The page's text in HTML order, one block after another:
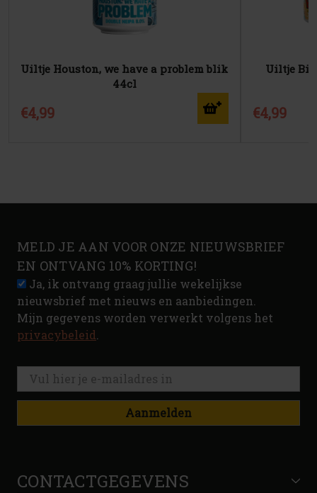
Uiltje Houston, we have a problem blik
44cl
€4,99
Uiltje
€4,99
MELD JE AAN VOOR ONZE NIEUWSBRIEF
EN ONTVANG 10% KORTING!
Ja, ik ontvang graag jullie wekelijkse
nieuwsbrief met nieuws en aanbiedingen.
Mijn gegevens worden verwerkt volgens het
privacybeleid
Aanmelden
CONTACTGEGEVENS